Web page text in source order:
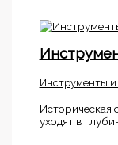
Инструменты
Историческая
уходят в